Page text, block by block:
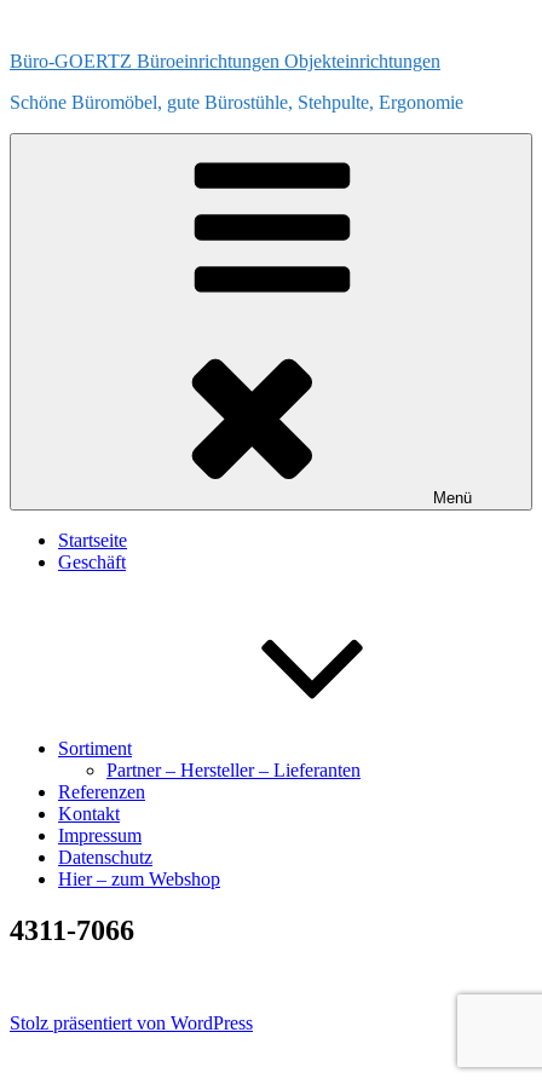
springen
Büro-GOERTZ Büroeinrichtungen Objekteinrichtungen
Schöne Büromöbel, gute Bürostühle, Stehpulte, Ergonomie
Menü
Startseite
Geschäft
Sortiment
Partner – Hersteller – Lieferanten
Referenzen
Kontakt
Impressum
Datenschutz
Hier – zum Webshop
4311-7066
Stolz präsentiert von WordPress